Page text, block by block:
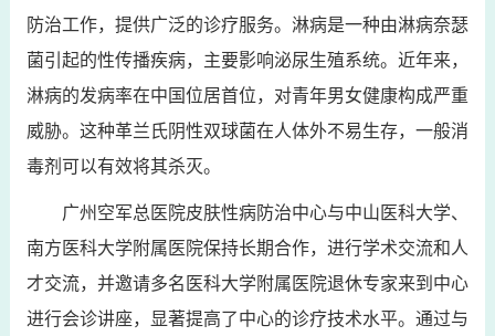
防治工作，提供广泛的诊疗服务。淋病是一种由淋病奈瑟
菌引起的性传播疾病，主要影响泌尿生殖系统。近年来，
淋病的发病率在中国位居首位，对青年男女健康构成严重
威胁。这种革兰氏阴性双球菌在人体外不易生存，一般消
毒剂可以有效将其杀灭。
广州空军总医院皮肤性病防治中心与中山医科大学、
南方医科大学附属医院保持长期合作，进行学术交流和人
才交流，并邀请多名医科大学附属医院退休专家来到中心
进行会诊讲座，显著提高了中心的诊疗技术水平。通过与